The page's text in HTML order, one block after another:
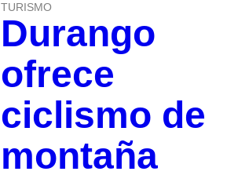
TURISMO
Durango
ofrece
ciclismo de
montaña